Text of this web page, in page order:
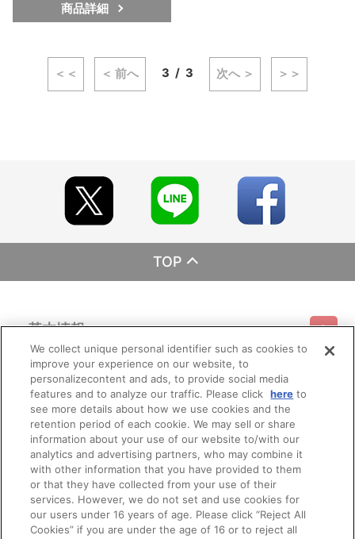
商品詳細
＜＜ ＜ 前へ 3 3 次へ ＞ ＞＞
TOP
基本情報
利用規約 特定商取引法に基づく表示 プライバシーポリシー
プライバシーオプション 会社概要
ご利用情報
ご利用ガイド サイトマップ お問い合わせ
Do Not Sell or Share My Personal Information
会員メニュー
ログイン 会員規約 新規会員登録
その他のご案内
公式X バンダイナムコフィルムワークス
We collect unique personal identifier such as cookies to
improve your experience on our website, to
personalizecontent and ads, to provide social media
features and to analyze our traffic. Please click here to
see more details about how we use cookies and the
retention period of each cookie. We may sell or share
information about your use of our website to/with our
analytics and advertising partners, who may combine it
with other information that you have provided to them
or that they have collected from your use of their
services. However, we do not set and use cookies for
our users under 16 years of age. Please click “Reject All
Cookies” if you are under the age of 16 or to reject all